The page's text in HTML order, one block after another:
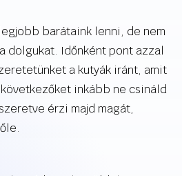
barátaink lenni, de nem
dolgukat. Időnként pont azzal
a kutyák iránt, amit
inkább ne csináld
érzi majd magát,